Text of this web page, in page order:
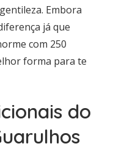
Embora
já que
com 250
forma para te
do